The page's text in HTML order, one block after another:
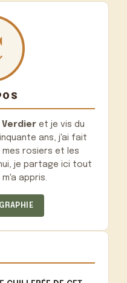
Verdier et je vis du
ans, j'ai fait
rosiers et les
je partage ici tout
appris.